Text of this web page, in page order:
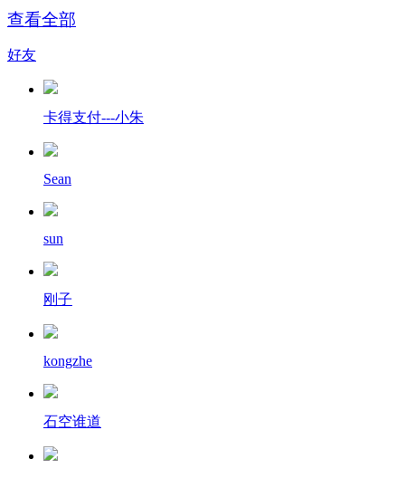
查看全部
好友
卡得支付---小朱
Sean
sun
刚子
kongzhe
石空谁道